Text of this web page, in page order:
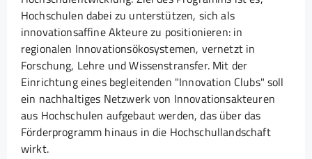
Hochschulen dabei zu unterstützen, sich als
innovationsaffine Akteure zu positionieren: in
regionalen Innovationsökosystemen, vernetzt in
Forschung, Lehre und Wissenstransfer. Mit der
Einrichtung eines begleitenden "Innovation Clubs" soll
ein nachhaltiges Netzwerk von Innovationsakteuren
aus Hochschulen aufgebaut werden, das über das
Förderprogramm hinaus in die Hochschullandschaft
wirkt.